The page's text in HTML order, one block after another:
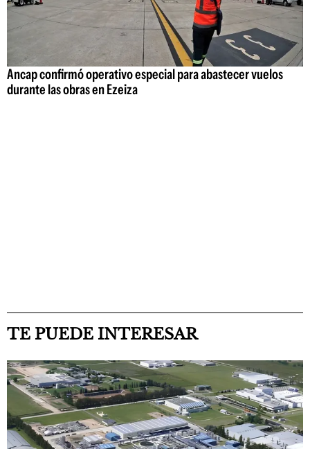
Ancap confirmó operativo especial para abastecer vuelos
durante las obras en Ezeiza
TE PUEDE INTERESAR